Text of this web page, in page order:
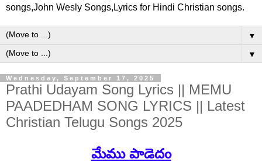
songs,John Wesly Songs,Lyrics for Hindi Christian songs.
▼
▼
Wednesday, September 17, 2025
Prathi Udayam Song Lyrics || MEMU
PAADEDHAM SONG LYRICS || Latest
Christian Telugu Songs 2025
మేము పాడెదం